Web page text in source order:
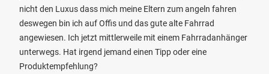
nicht den Luxus dass mich meine Eltern zum angeln fahren
deswegen bin ich auf Offis und das gute alte Fahrrad
angewiesen. Ich jetzt mittlerweile mit einem Fahrradanhänger
unterwegs. Hat irgend jemand einen Tipp oder eine
Produktempfehlung?